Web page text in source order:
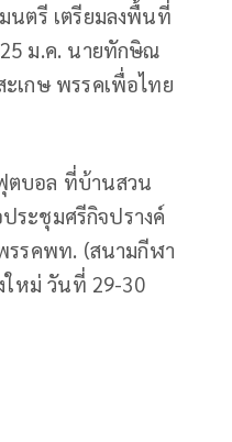
นตรี เตรียมลงพื้นที่
ม.ค. นายทักษิณ
เกษ พรรคเพื่อไทย
ตบอล ที่บ้านสวน
ระชุมศรีกิจปรางค์
รรคพท. (สนามกีฬา
ใหม่ วันที่ 29-30